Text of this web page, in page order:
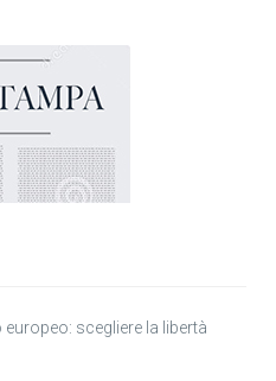
scegliere la libertà